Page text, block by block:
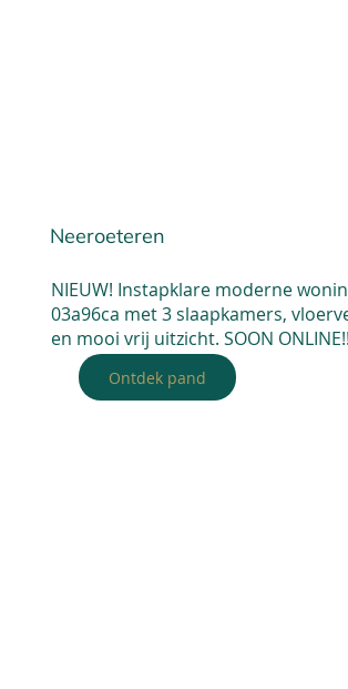
Neeroeteren
NIEUW! Instapklare moderne
03a96ca met 3 slaapkamers,
en mooi vrij uitzicht. SOON ONLINE!!
Ontdek pand